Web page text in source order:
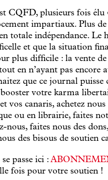
CQFD, plusieurs fois
impartiaux. Plus de
totale indépendance. Le
et que la situation
plus difficile : la vente
en n’ayant pas encore
que ce journal
booster votre karma
vos canaris, achetez
ou en librairie, faites
nous, faites nous des
des bisous de soutien
passe ici :
fois pour votre soutien !